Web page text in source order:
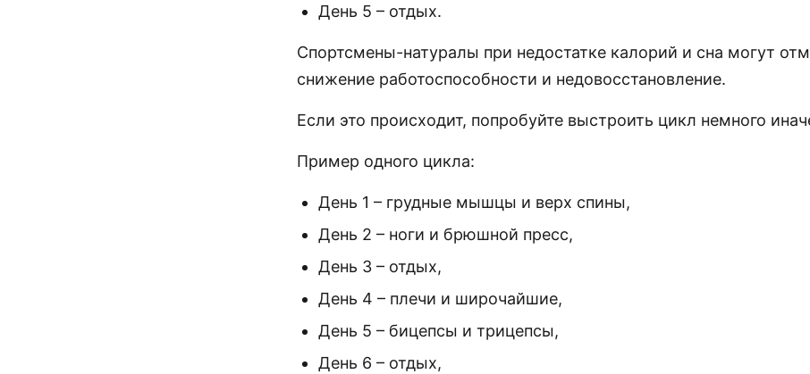
День 5 – отдых.
Спортсмены-натуралы при недостатке калорий и сна могут
снижение работоспособности и недовосстановление.
Если это происходит, попробуйте выстроить цикл немного
Пример одного цикла:
День 1 – грудные мышцы и верх спины,
День 2 – ноги и брюшной пресс,
День 3 – отдых,
День 4 – плечи и широчайшие,
День 5 – бицепсы и трицепсы,
День 6 – отдых,